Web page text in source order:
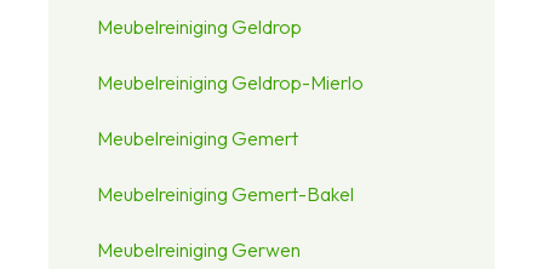
Meubelreiniging Geldrop
Meubelreiniging Geldrop-Mierlo
Meubelreiniging Gemert
Meubelreiniging Gemert-Bakel
Meubelreiniging Gerwen